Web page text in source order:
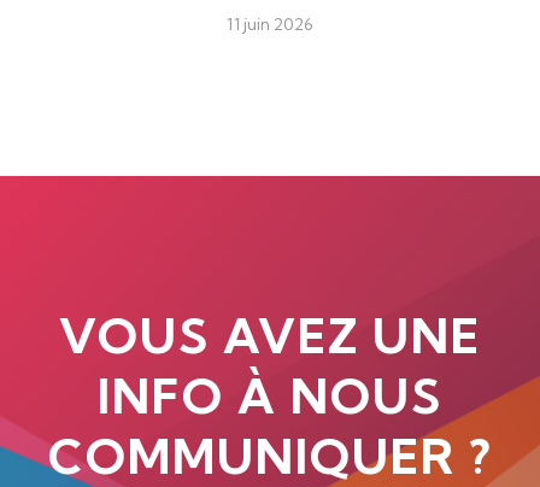
11 juin 2026
VOUS AVEZ UNE
INFO À NOUS
COMMUNIQUER ?